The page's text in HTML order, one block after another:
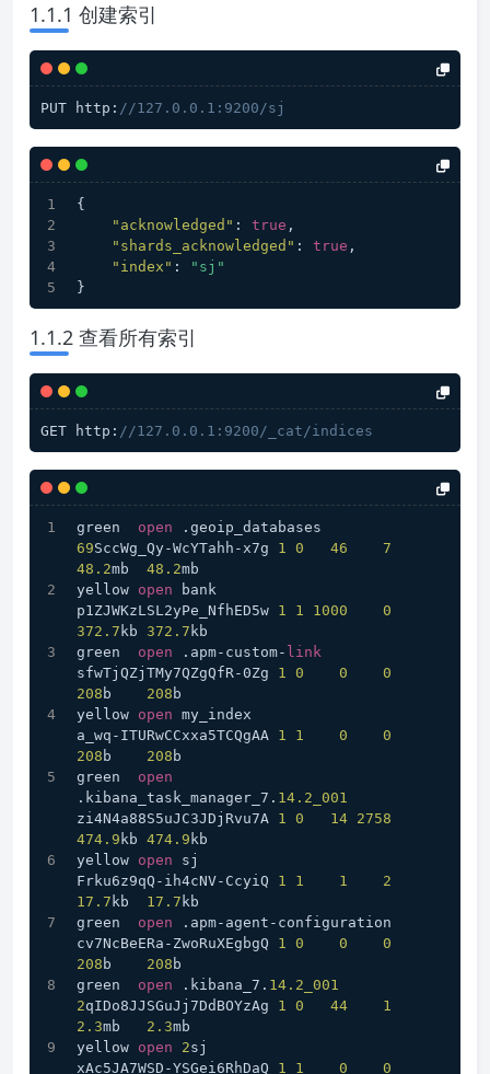
1.1.1 创建索引
PUT http: //127.0.0.1:9200/sj
{
"acknowledged" : true ,
"shards_acknowledged" : true ,
"index" :
"sj"
}
1.1.2 查看所有索引
GET http: //127.0.0.1:9200/_cat/indices
green open
69SccWg_Qy-WcYTahh-x7g 1 0 46
7
48.2mb 48.2mb
yellow open bank
p1ZJWKzLSL2yPe_NfhED5w 1 1 1000
0
372.7 kb 372.7 kb
green open .apm-custom- link
sfwTjQZjTMy7QZgQfR-0Zg 1 0 0
0
208 b 208 b
yellow open my_index
a_wq-ITURwCCxxa5TCQgAA 1 1 0
0
208 b 208 b
green open
.kibana_task_manager_7. 14.2_001
zi4N4a88S5uJC3JDjRvu7A 1 0 14 2758
474.9 kb 474.9 kb
yellow open sj
Frku6z9qQ-ih4cNV-CcyiQ 1 1 1
2
17.7 kb 17.7 kb
green open .apm-agent-configuration
cv7NcBeERa-ZwoRuXEgbgQ 1 0 0
0
208 b 208 b
green open .kibana_7. 14.2_001
2qIDo8JJSGuJj7DdBOYzAg 1 0 44
1
2.3mb 2.3mb
yellow open 2sj
xAc5JA7WSD-YSGei6RhDaQ 1 1 0 0